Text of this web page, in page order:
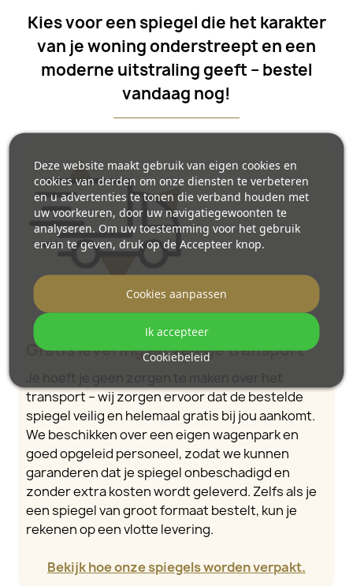
Kies voor een spiegel die het karakter
van je woning onderstreept en een
moderne uitstraling geeft – bestel
vandaag nog!
Gratis levering en veilige transport
Je hoeft je geen zorgen te maken over het
transport – wij zorgen ervoor dat de bestelde
spiegel veilig en helemaal gratis bij jou aankomt.
We beschikken over een eigen wagenpark en
goed opgeleid personeel, zodat we kunnen
garanderen dat je spiegel onbeschadigd en
zonder extra kosten wordt geleverd. Zelfs als je
een spiegel van groot formaat bestelt, kun je
rekenen op een vlotte levering.
Bekijk hoe onze spiegels worden verpakt.
Deze website maakt gebruik van eigen cookies en
cookies van derden om onze diensten te verbeteren
en u advertenties te tonen die verband houden met
uw voorkeuren, door uw navigatiegewoonten te
analyseren. Om uw toestemming voor het gebruik
ervan te geven, druk op de Accepteer knop.
Cookiebeleid
Cookies aanpassen
Ik accepteer